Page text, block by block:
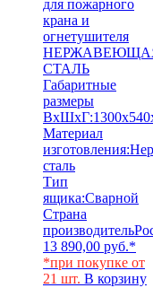
для пожарного
крана и
огнетушителя
СТАЛЬ
Габаритные
размеры
ВхШхГ:
Материал
изготовления:
сталь
Тип
ящика:Сварной
Страна
производитель
13 890,00 руб.*
*при покупке от
21 шт. В корзину